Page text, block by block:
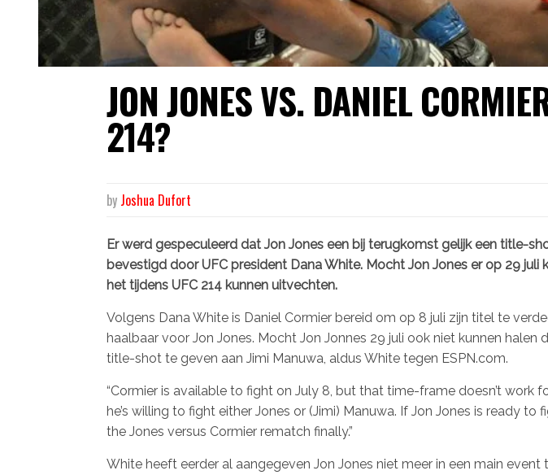
JON JONES VS. DANIEL
214?
by Joshua Dufort
Er werd gespeculeerd dat Jon Jones een bij terugkomst gelijk een title-
bevestigd door UFC president Dana White. Mocht Jon Jones er op 29
het tijdens UFC 214 kunnen uitvechten.
Volgens Dana White is Daniel Cormier bereid om op 8 juli zijn titel te
haalbaar voor Jon Jones. Mocht Jon Jonnes 29 juli ook niet kunnen halen
title-shot te geven aan Jimi Manuwa, aldus White tegen ESPN.com.
“Cormier is available to fight on July 8, but that time-frame doesn’t work
he’s willing to fight either Jones or (Jimi) Manuwa. If Jon Jones is ready to
the Jones versus Cormier rematch finally.”
White heeft eerder al aangegeven Jon Jones niet meer in een main